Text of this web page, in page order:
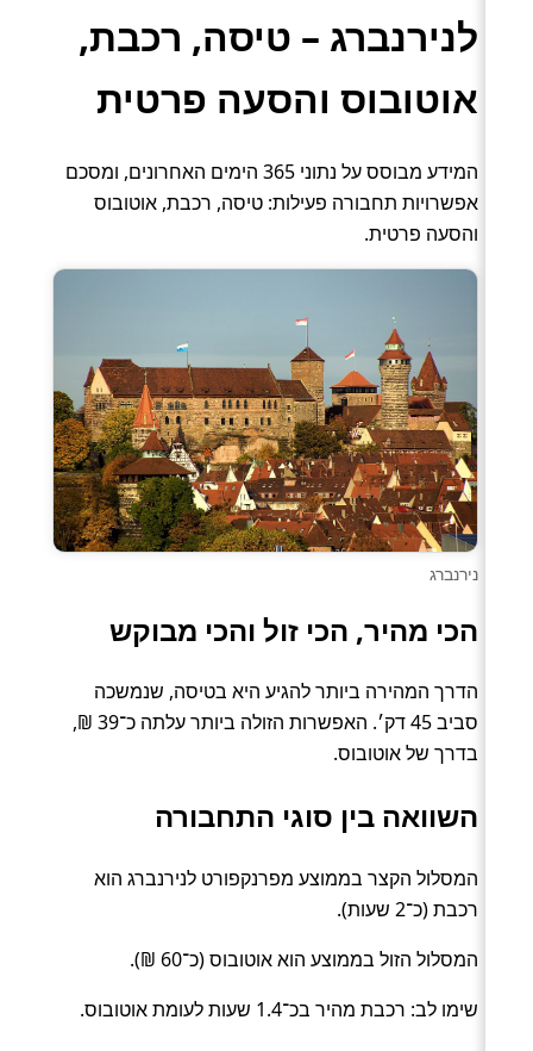
לנירנברג – טיסה, רכבת,
אוטובוס והסעה פרטית
המידע מבוסס על נתוני 365 הימים האחרונים, ומסכם
אפשרויות תחבורה פעילות: טיסה, רכבת, אוטובוס
והסעה פרטית.
נירנברג
הכי מהיר, הכי זול והכי מבוקש
הדרך המהירה ביותר להגיע היא בטיסה, שנמשכה
סביב 45 דק׳. האפשרות הזולה ביותר עלתה כ־39 ₪,
בדרך של אוטובוס.
השוואה בין סוגי התחבורה
המסלול הקצר בממוצע מפרנקפורט לנירנברג הוא
רכבת (כ־2 שעות).
המסלול הזול בממוצע הוא אוטובוס (כ־60 ₪).
שימו לב: רכבת מהיר בכ־1.4 שעות לעומת אוטובוס.